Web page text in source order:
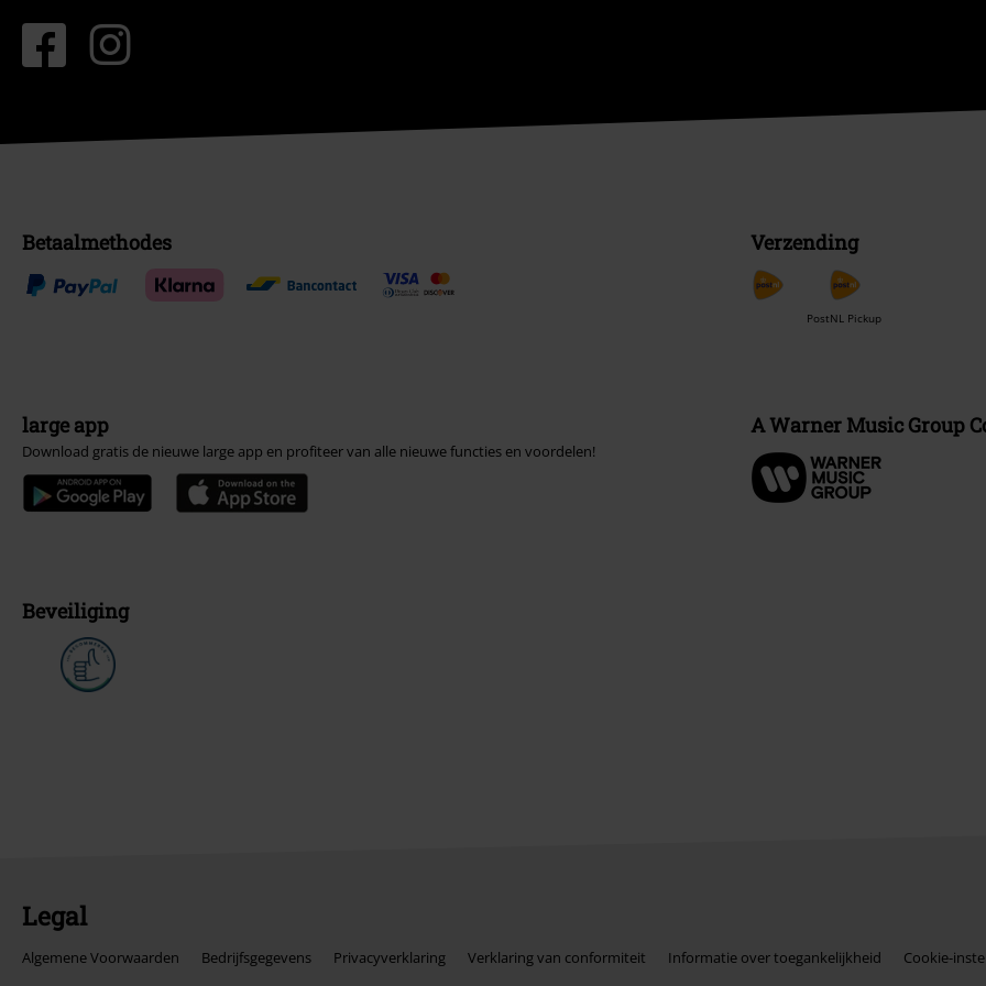
Betaalmethodes Verzending
PostNL Pickup
large app
Download gratis de nieuwe large app en profiteer van alle nieuwe functies en voordelen!
A Warner Music Group
Beveiliging
Legal
Algemene Voorwaarden Bedrijfsgegevens Privacyverklaring Verklaring van conformiteit Informatie over toegankelijkheid Cookie-